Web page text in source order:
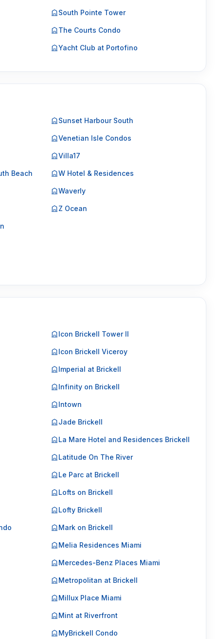
South Pointe Tower
The Courts Condo
Yacht Club at Portofino
Beach
Sunset Harbour South
Venetian Isle Condos
Villa17
W Hotel & Residences
Waverly
Z Ocean
Icon Brickell Tower II
Icon Brickell Viceroy
Imperial at Brickell
Infinity on Brickell
Intown
Jade Brickell
La Mare Hotel and Residences Brickell
Latitude On The River
Le Parc at Brickell
Lofts on Brickell
Lofty Brickell
Mark on Brickell
Melia Residences Miami
Mercedes-Benz Places Miami
Metropolitan at Brickell
Millux Place Miami
Mint at Riverfront
MyBrickell Condo